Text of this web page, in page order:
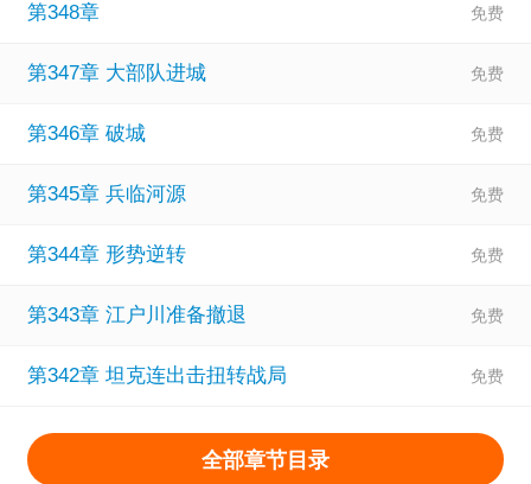
第348章
第347章 大部队进城
第346章 破城
第345章 兵临河源
第344章 形势逆转
第343章 江户川准备撤退
第342章 坦克连出击扭转战局
全部章节目录